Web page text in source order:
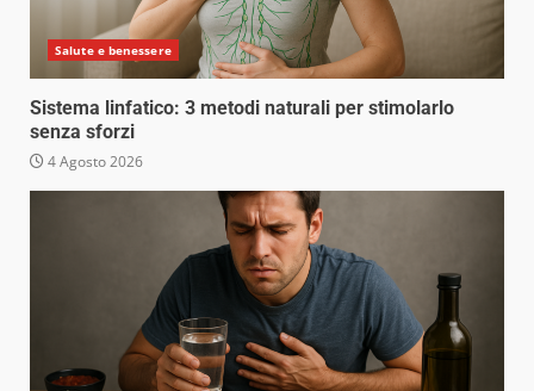
Salute e benessere
Sistema linfatico: 3 metodi naturali per stimolarlo
senza sforzi
4 Agosto 2026